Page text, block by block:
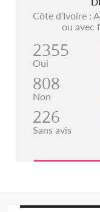
Côte d'Ivoire :
ou avec
2355
Oui
808
Non
226
Sans avis